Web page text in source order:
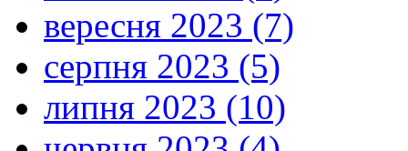
вересня 2023 (7)
серпня 2023 (5)
липня 2023 (10)